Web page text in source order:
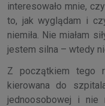
interesowało mnie,
to, jak wyglądam i
niemiła. Nie miałam
jestem silna – wtedy
Z początkiem tego
kierowana do
jednoosobowej i nie